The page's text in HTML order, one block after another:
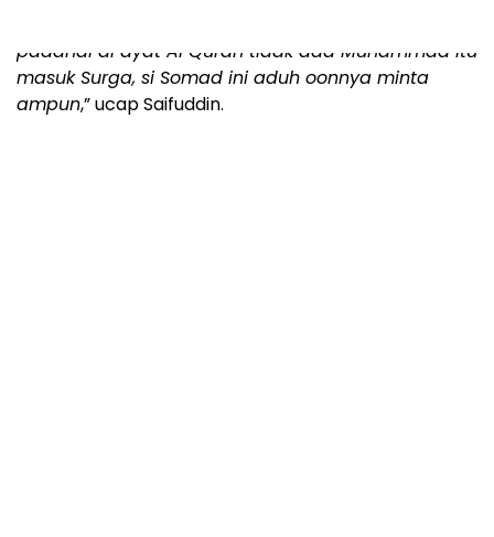
padahal di ayat Al Quran tidak ada Muhammad itu
masuk Surga, si Somad ini aduh oonnya minta
ampun,” ucap Saifuddin.